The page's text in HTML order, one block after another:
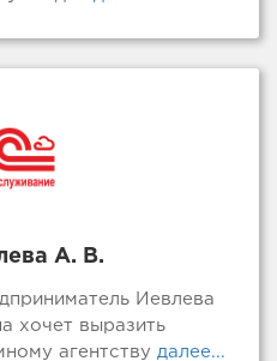
А. В.
Иевлева
хочет выразить
агентству далее...